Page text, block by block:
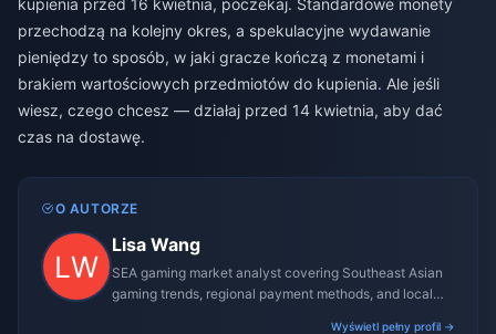
przechodzą na kolejny okres, a spekulacyjne wydawanie
pieniędzy to sposób, w jaki gracze kończą z monetami i
brakiem wartościowych przedmiotów do kupienia. Ale jeśli
wiesz, czego chcesz — działaj przed 14 kwietnia, aby dać
czas na dostawę.
O AUTORZE
Lisa Wang
SEA gaming market analyst covering Southeast Asian
gaming trends, regional payment methods, and local
Wyświetl pełny profil →